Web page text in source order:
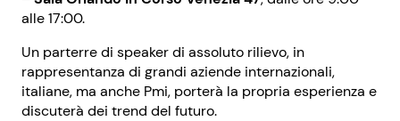
alle 17:00.
Un parterre di speaker di assoluto rilievo, in
rappresentanza di grandi aziende internazionali,
italiane, ma anche Pmi, porterà la propria esperienza e
discuterà dei trend del futuro.